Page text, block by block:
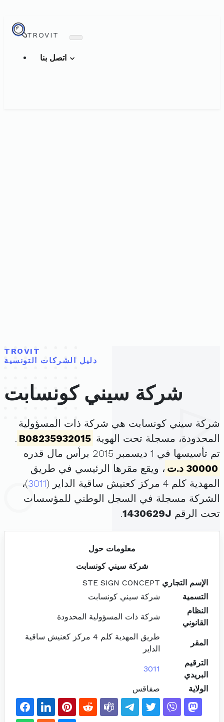
TROVIT
TROVIT
دليل الشركات التونسية
شركة سيني كونسابت
شركة سيني كونسابت هي شركة ذات المسؤولية
المحدودة، مسجلة تحت الهوية B08235932015
.
تم تأسيسها في 1 ديسمبر 2015 برأس مال قدره
30000 د.ت
، ويقع مقرها الرئيسي في طريق
المهدية كلم 4 مركز كعنيش ساقية الداير (
3011)،
الشركة مسجلة في السجل الوطني للمؤسسات
تحت الرقم 1430629J
.
معلومات حول
شركة سيني كونسابت
الإسم التجاري STE SIGN CONCEPT
التسمية
شركة سيني كونسابت
النظام
القانوني
شركة ذات المسؤولية المحدودة
المقر
طريق المهدية كلم 4 مركز كعنيش ساقية
الداير
الترقيم
البريدي
3011
الولاية صفاقس